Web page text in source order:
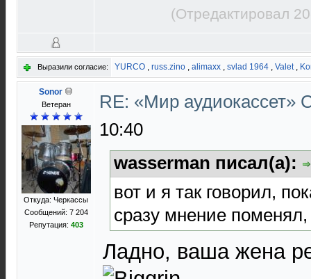
(Отредактировал
Выразили согласие: YURCO , russ.zino , alimaxx , svlad 1964 , Valet,
Sonor
Ветеран
Откуда: Черкассы
Сообщений: 7 204
Репутация: 403
RE: «Мир аудиокассет»
10:40
wasserman писал(а):
вот и я так говорил,
сразу мнение
Ладно, ваша жена